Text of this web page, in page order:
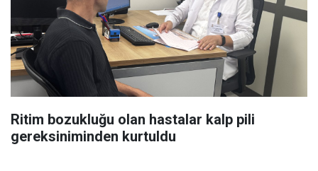
Ritim bozukluğu olan hastalar kalp pili
gereksiniminden kurtuldu